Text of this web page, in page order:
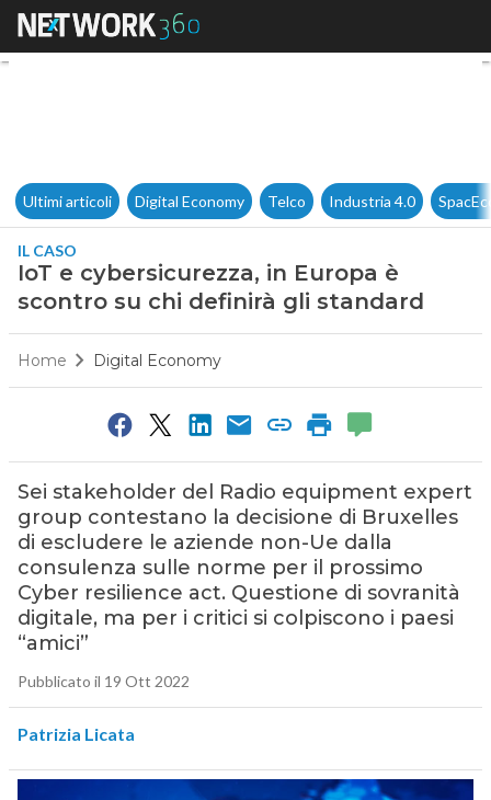
IoT e cybersicurezza, in
Ultimi articoli Digital Economy Telco Industria 4.0
IL CASO
IoT e cybersicurezza, in Europa è
scontro su chi definirà gli standard
Home Digital Economy
Sei stakeholder del Radio equipment expert
group contestano la decisione di Bruxelles
di escludere le aziende non-Ue dalla
consulenza sulle norme per il prossimo
Cyber resilience act. Questione di sovranità
digitale, ma per i critici si colpiscono i paesi
“amici”
Pubblicato il 19 Ott 2022
Patrizia Licata